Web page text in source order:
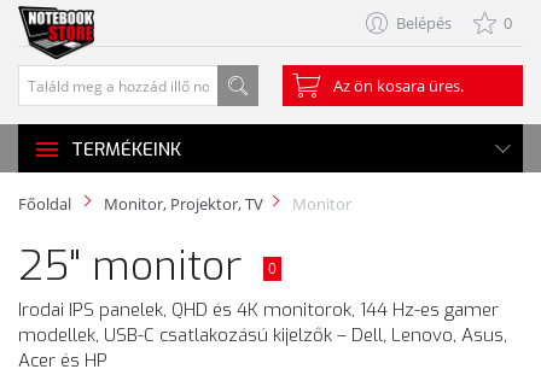
Belépés 0
Az ön kosara üres.
TERMÉKEINK
Főoldal Monitor, Projektor, TV Monitor
25" monitor 0
Irodai IPS panelek, QHD és 4K monitorok, 144 Hz-es gamer
modellek, USB-C csatlakozású kijelzők – Dell, Lenovo, Asus,
Acer és HP